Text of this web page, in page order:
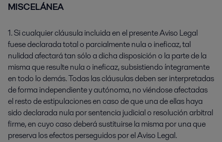
MISCELÁNEA
1. Si cualquier cláusula incluida en el presente Aviso Legal
fuese declarada total o parcialmente nula o ineficaz, tal
nulidad afectará tan sólo a dicha disposición o la parte de la
misma que resulte nula o ineficaz, subsistiendo íntegramente
en todo lo demás. Todas las cláusulas deben ser interpretadas
de forma independiente y autónoma, no viéndose afectadas
el resto de estipulaciones en caso de que una de ellas haya
sido declarada nula por sentencia judicial o resolución arbitral
firme, en cuyo caso deberá sustituirse la misma por una que
preserva los efectos perseguidos por el Aviso Legal.